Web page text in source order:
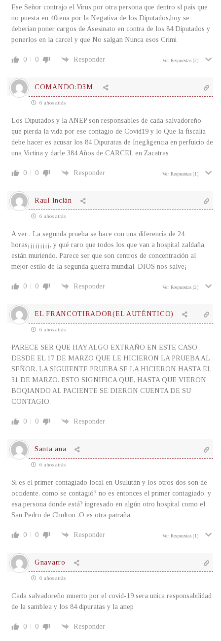
Ese Señor contrajo el Virus por otra persona que dentro sl pais que
no puesta en 40tena por la Negativa de los Diputados,hoy se
deberian poner cargos de Asesinato en contra de los 84 Diputados y
ponerlos en la carcel y que No salgan Nunca esos Crimi
0 0 Responder Ver Respuestas (2)
COMANDO:D3M.
6 años atrás
Los Diputados y la ANEP son responsables de cada salvadoreño
que pierda la vida por ese contagio de Covid19 y lo Que la fiscalia
debe hacer es acusar los 84 Dipuratas de Inegligencia en perfuicio de
una Victina y darle 384 Años de CARCEL en Zacatras
0 0 Responder Ver Respuestas (1)
Raul Inclán
6 años atrás
A ver . La segunda prueba se hace con una diferencia de 24
horas¡¡¡¡¡¡¡¡¡, y qué raro que todos los que van a hospital zaldaña,
están muriendo. Parece ser que son centros de concentración al
mejor estilo de la segunda guerra mundial. DIOS nos salve¡
0 0 Responder Ver Respuestas (2)
EL FRANCOTIRADOR(EL AUTÉNTICO)
6 años atrás
PARECE SER QUE HAY ALGO EXTRAÑO EN ESTE CASO.
DESDE EL 17 DE MARZO QUE LE HICIERON LA PRUEBA AL
SEÑOR, LA SIGUIENTE PRUEBA SE LA HICIERON HASTA EL
31 DE MARZO. ESTO SIGNIFICA QUE, HASTA QUE VIERON
BOQIANDO AL PACIENTE SE DIERON CUENTA DE SU
CONTAGIO.
0 0 Responder
Santa ana
6 años atrás
Si es el primer contagiado local en Usulután y los otros dos son de
occidente, como se contagió? no es entonces el primer contagiado. y
esa persona donde está? ingresado en algún otro hospital como el
San Pedro de Chulton .O es otra patraña.
0 0 Responder Ver Respuestas (1)
Gnavarro
6 años atrás
Cada salvadoreño muerto por el covid-19 sera unica responsabilidad
de la samblea y los 84 dipuratas y la anep
0 0 Responder